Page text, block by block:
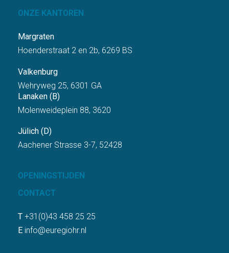
ONZE KANTOREN
Margraten
Hoenderstraat 2 en 2b, 6269 BS
Valkenburg
Wehryweg 25, 6301 GA
Lanaken (B)
Molenweideplein 88, 3620
Jülich (D)
Aachener Strasse 3-7, 52428
OPENINGSTIJDEN
CONTACT
T +31(0)43 458 25 25
E info@euregiohr.nl